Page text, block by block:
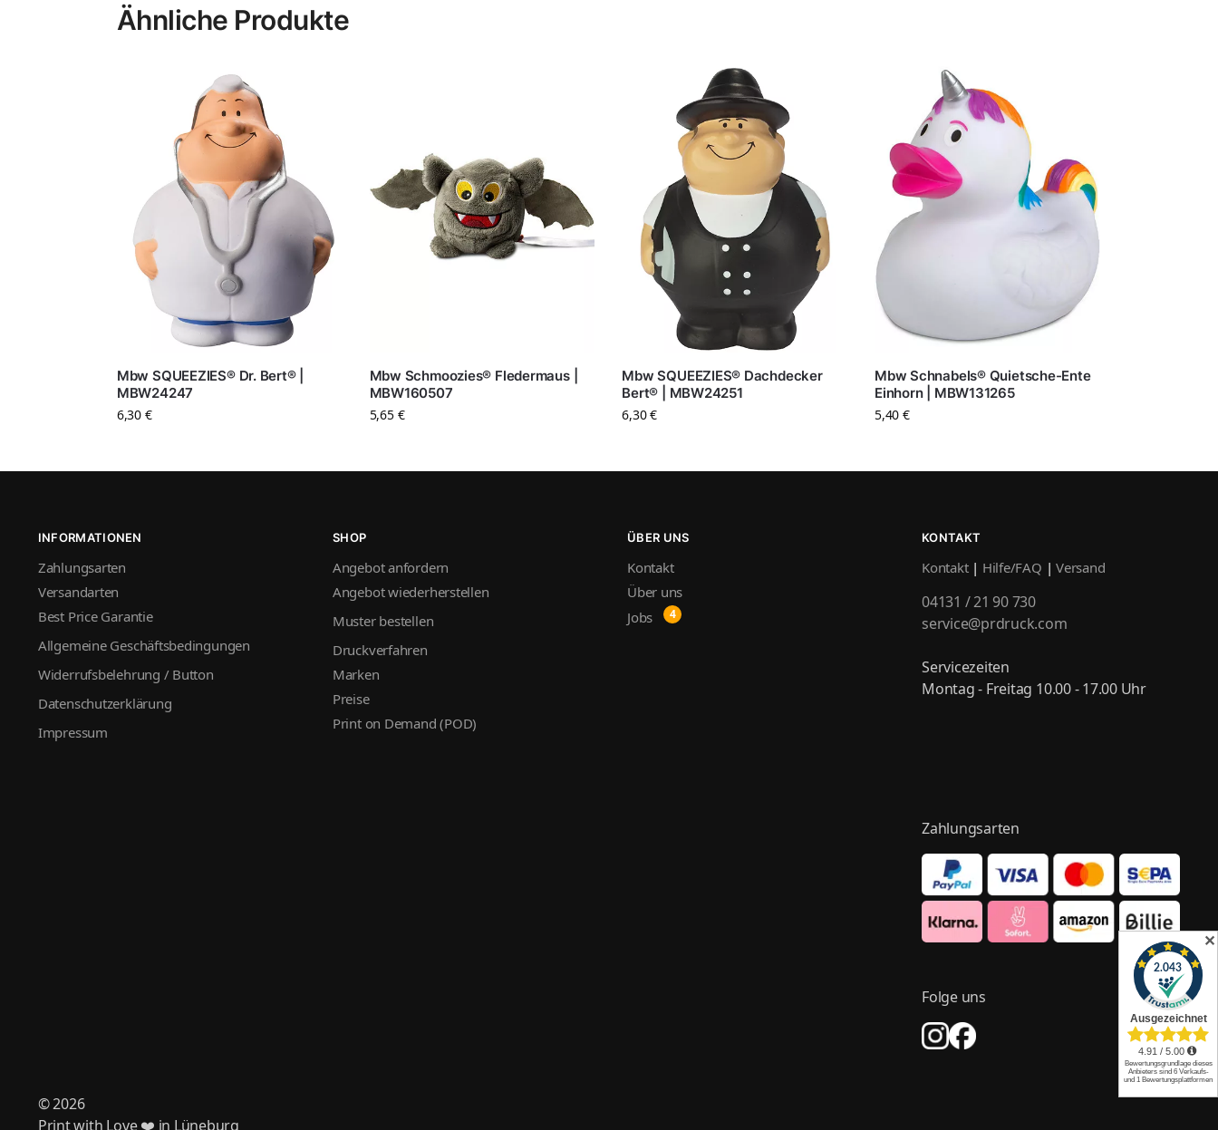
Ähnliche Produkte
Mbw SQUEEZIES® Dr. Bert® |
MBW24247
6,30 €
Mbw Schmoozies® Fledermaus |
MBW160507
5,65 €
Mbw SQUEEZIES® Dachdecker
Bert® | MBW24251
6,30€
Mbw Schnabels® Quietsche-Ente
Einhorn | MBW131265
5,40 €
INFORMATIONEN
Zahlungsarten
Versandarten
Best Price Garantie
Allgemeine Geschäftsbedingungen
Widerrufsbelehrung / Button
Datenschutzerklärung
Impressum
SHOP
Angebot anfordern
Angebot wiederherstellen
Muster bestellen
Druckverfahren
Marken
Preise
Print on Demand (POD)
ÜBER UNS
Kontakt
Über uns
Jobs
KONTAKT
Kontakt| Hilfe/FAQ |Versand
04131 / 21 90 730
service@prdruck.com
Servicezeiten
Montag - Freitag 10.00 - 17.00 Uhr
Zahlungsarten
Folge uns
© 2026
Print with Love ❤️ in Lüneburg
✕